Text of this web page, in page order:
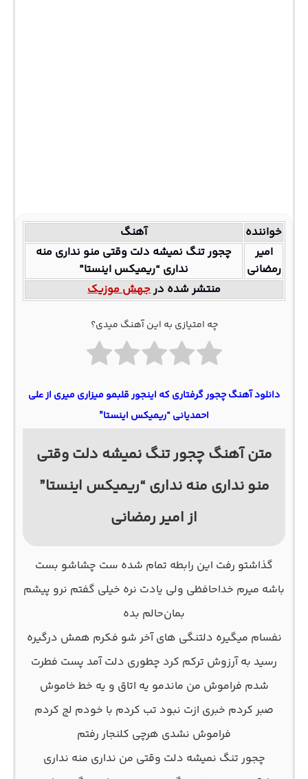
خواننده
آهنگ
امیر
رمضانی
چجور تنگ نمیشه دلت وقتی منو نداری منه
نداری “ریمیکس اینستا”
منتشر شده درجهش موزیک
چه امتیازی به این آهنگ میدی؟
دانلود آهنگ چجور گرفتاری که اینجور قلبمو میزاری میری از علی
احمدیانی “ریمیکس اینستا”
متن آهنگ چجور تنگ نمیشه دلت وقتی
منو نداری منه نداری “ریمیکس اینستا”
از امیر رمضانی
ﮔﺬاﺷﺘﻮ رﻓﺖ اﻳﻦ راﺑﻄﻪ ﺗﻤﺎم ﺷﺪه ﺳﺖ ﭼﺸﺎﺷﻮ ﺑﺴﺖ
ﺑﺎﺷﻪ ﻣﻴﺮم ﺧﺪاﺣﺎﻓﻈﻰ وﻟﻰ ﻳﺎدت ﻧﺮه ﺧﻴﻠﻰ ﮔﻔﺘﻢ ﻧﺮو ﭘﻴﺸﻢ
ﺑﻤﺎنﺣﺎﻟﻢ ﺑﺪه
ﻧﻔﺴﺎم ﻣﻴﮕﻴﺮه دﻟﺘﻨﮕﻰ ﻫﺎی آﺧﺮ ﺷﻮ ﻓﻜﺮم ﻫﻤﺶ درﮔﻴﺮه
رﺳﻴﺪ ﺑﻪ آرزوش ﺗﺮﻛﻢ ﻛﺮد ﭼﻄﻮری دﻟﺖ آﻣﺪ ﭘﺴﺖ ﻓﻄﺮت
ﺷﺪم ﻓﺮاﻣﻮش ﻣﻦ ﻣﺎﻧﺪﻣﻮ ﻳﻪ اﺗﺎق و ﻳﻪ ﺧﻄ ﺧﺎﻣﻮش
ﺻﺒﺮ ﻛﺮدم ﺧﺒﺮی ازت ﻧﺒﻮد ﺗﺐ ﻛﺮدم ﺑﺎ ﺧﻮدم ﻟﺞ ﻛﺮدم
ﻓﺮاﻣﻮش ﻧﺸﺪی ﻫﺮﭼﻰ ﻛﻠﻨﺠﺎر رﻓﺘﻢ
ﭼﺠﻮر ﺗﻨﮓ ﻧﻤﻴﺸﻪ دﻟﺖ وﻗﺘﻰ ﻣﻦ ﻧﺪاری ﻣﻨﻪ ﻧﺪاری